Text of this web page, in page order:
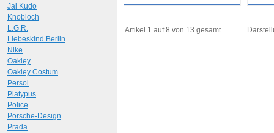
Art.-Nr.: 10855 Art.-
Artikel 1 auf 8 von 13 gesamt
Jai Kudo
Knobloch
L.G.R.
Liebeskind Berlin
Nike
Oakley
Oakley Costum
Persol
Platypus
Police
Porsche-Design
Prada